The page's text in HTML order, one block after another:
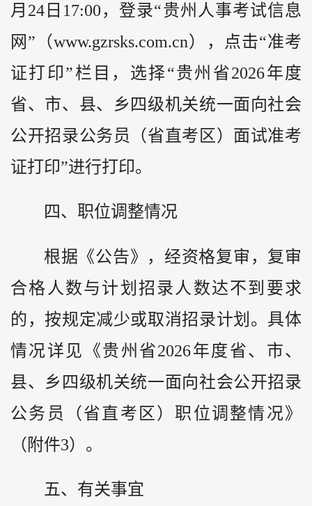
月24日17:00，登录“贵州人事考试信息
网”（www.gzrsks.com.cn），点击“准考
证打印”栏目，选择“贵州省2026年度
省、市、县、乡四级机关统一面向社会
公开招录公务员（省直考区）面试准考
证打印”进行打印。
四、职位调整情况
根据《公告》，经资格复审，复审
合格人数与计划招录人数达不到要求
的，按规定减少或取消招录计划。具体
情况详见《贵州省2026年度省、市、
县、乡四级机关统一面向社会公开招录
公务员（省直考区）职位调整情况》
（附件3）。
五、有关事宜